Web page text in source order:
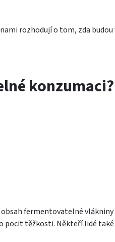
rozhodují o tom, zda
konzumaci?
fermentovatelné
pocit těžkosti. Někteří lidé